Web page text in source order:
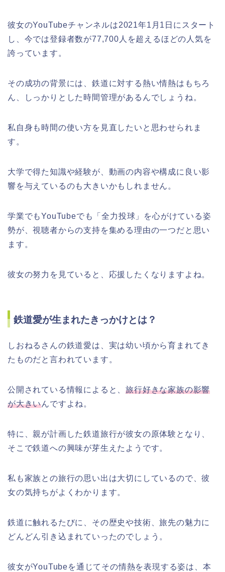
彼女のYouTubeチャンネルは2021年1月1日にスタート
し、今では登録者数が77,700人を超えるほどの人気を
誇っています。
その成功の背景には、鉄道に対する熱い情熱はもちろ
ん、しっかりとした時間管理があるんでしょうね。
私自身も時間の使い方を見直したいと思わせられま
す。
大学で得た知識や経験が、動画の内容や構成に良い影
響を与えているのも大きいかもしれません。
学業でもYouTubeでも「全力投球」を心がけている姿
勢が、視聴者からの支持を集める理由の一つだと思い
ます。
彼女の努力を見ていると、応援したくなりますよね。
鉄道愛が生まれたきっかけとは？
しおねるさんの鉄道愛は、実は幼い頃から育まれてき
たものだと言われています。
公開されている情報によると、旅行好きな家族の影響
が大きいんですよね。
特に、親が計画した鉄道旅行が彼女の原体験となり、
そこで鉄道への興味が芽生えたようです。
私も家族との旅行の思い出は大切にしているので、彼
女の気持ちがよくわかります。
鉄道に触れるたびに、その歴史や技術、旅先の魅力に
どんどん引き込まれていったのでしょう。
彼女がYouTubeを通じてその情熱を表現する姿は、本